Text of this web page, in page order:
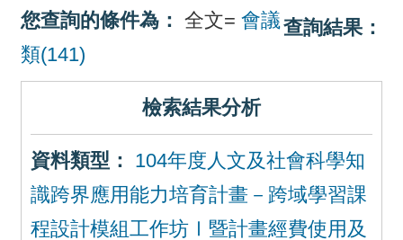
導
覽
您查詢的條件為： 全文= 查詢結果：
會議
類(141)
檢索結果分析
資料類型： 104年度人文及社會科學知
識跨界應用能力培育計畫－跨域學習課
程設計模組工作坊Ⅰ暨計畫經費使用及